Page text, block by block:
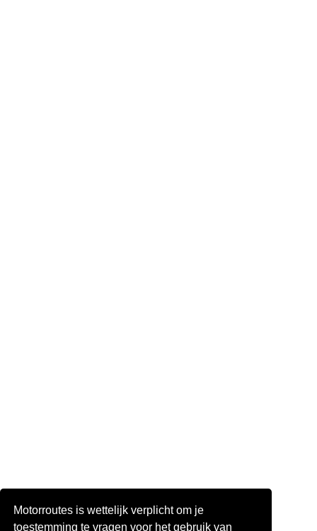
Motorroutes is wettelijk verplicht om je
toestemming te vragen voor het gebruik van